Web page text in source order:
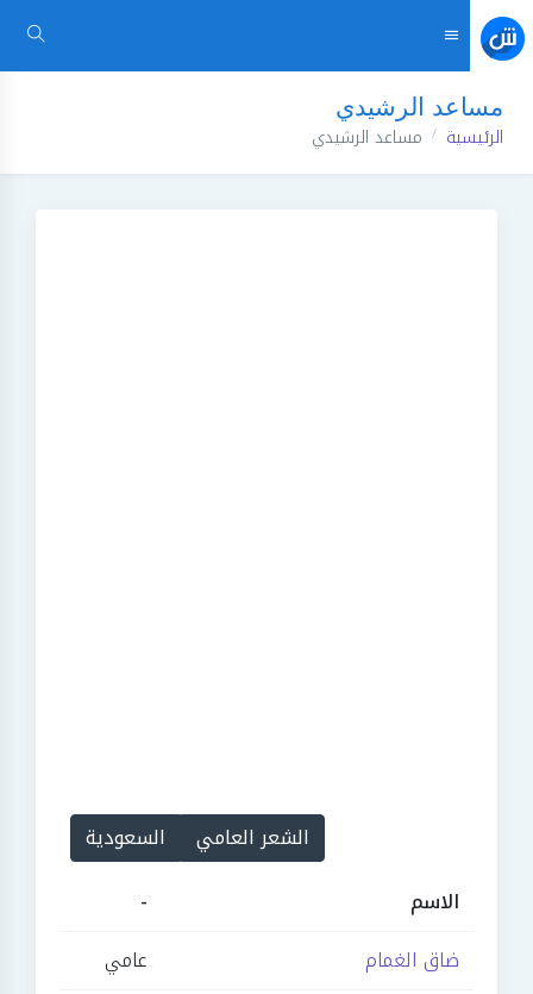
مساعد الرشيدي
الرئيسية مساعد الرشيدي
الشعر العامي
السعودية
الاسم
-
ضاق الغمام
عامي